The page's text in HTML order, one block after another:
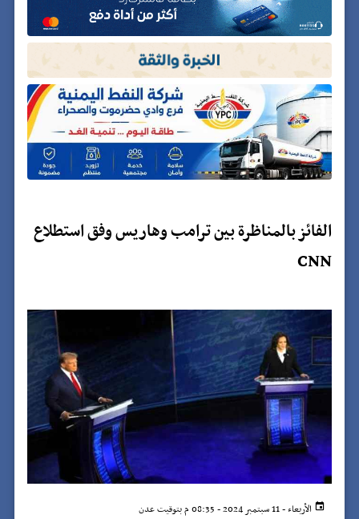
الفائز بالمناظرة بين ترامب وهاريس وفق استطلاع
CNN
الأربعاء - 11 سبتمبر 2024 - 08:35 م بتوقيت عدن